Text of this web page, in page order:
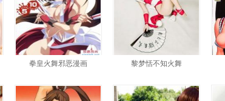
拳皇火舞邪恶漫画 黎梦恬不知火舞